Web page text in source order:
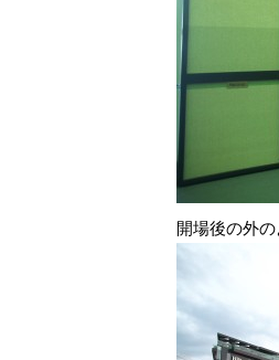
開場後の外